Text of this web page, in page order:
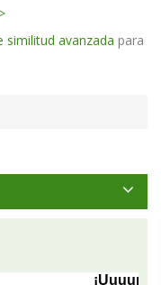
similitud avanzada para